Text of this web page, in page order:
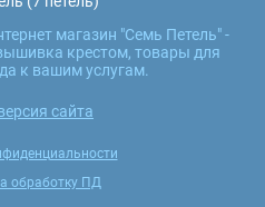
магазин "Семь Петель" -
крестом, товары для
к вашим услугам.
сайта
обработку ПД